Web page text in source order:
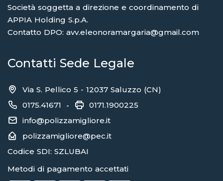
Società soggetta a direzione e coordinamento di
APPIA Holding S.p.A.
Contatto DPO: avv.eleonoramargaria@gmail.com
Contatti Sede Legale
Via S. Pellico 5 - 12037 Saluzzo (CN)
0175.41671 -
0171.1900225
info@polizzamigliore.it
polizzamigliore@pec.it
Codice SDI: SZLUBAI
Metodi di pagamento accettati